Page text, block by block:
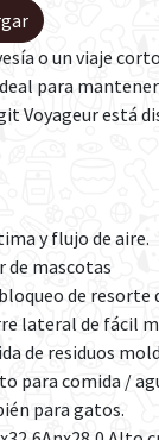
o un viaje
para
Voyageur está
y flujo de aire.
de mascotas
de resorte
lateral de fácil
de residuos
para comida /
para gatos.